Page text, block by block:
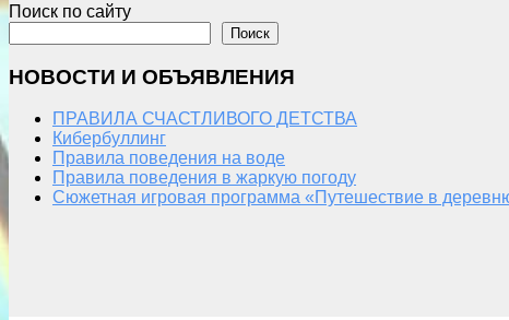
Поиск по сайту
Поиск
НОВОСТИ И ОБЪЯВЛЕНИЯ
ПРАВИЛА СЧАСТЛИВОГО ДЕТСТВА
Кибербуллинг
Правила поведения на воде
Правила поведения в жаркую погоду
Сюжетная игровая программа «Путешествие в